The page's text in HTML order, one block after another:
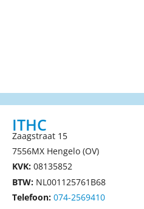
ITHC
Zaagstraat 15
7556MX Hengelo (OV)
KVK: 08135852
BTW: NL001125761B68
Telefoon: 074-2569410